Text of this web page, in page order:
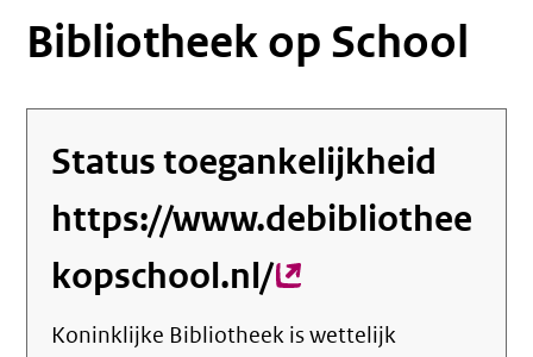
Bibliotheek op School
Status toegankelijkheid
https://www.debibliothee
kopschool.nl/(externe
link)
Koninklijke Bibliotheek is wettelijk